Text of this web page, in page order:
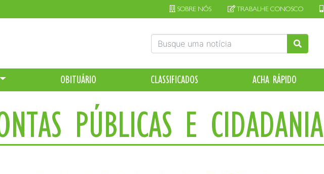
SOBRE NÓS TRABALHE CONOSCO
OBITUÁRIO CLASSIFICADOS ACHA RÁPIDO
PÚBLICAS E CIDADANIA